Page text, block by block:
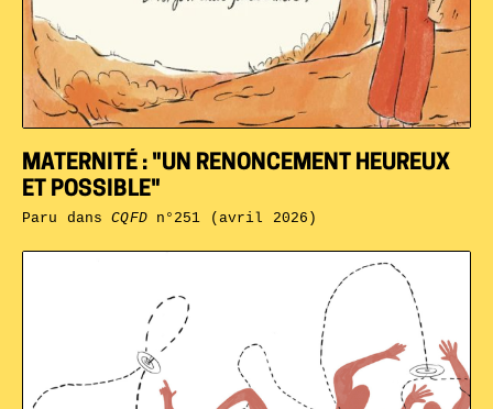
MATERNITÉ : "UN RENONCEMENT HEUREUX
ET POSSIBLE"
Paru dansCQFDn°251 (avril 2026)